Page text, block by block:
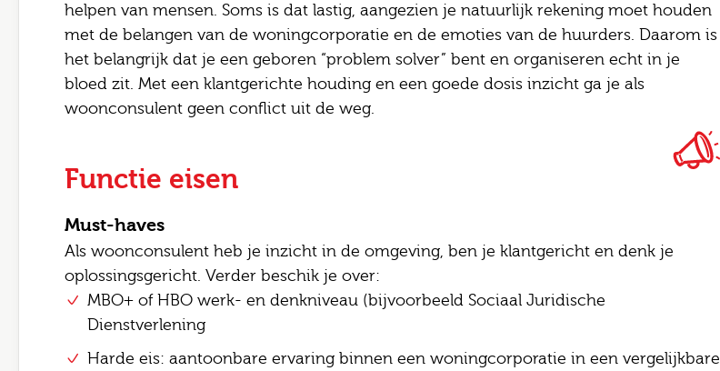
helpen van mensen. Soms is dat lastig, aangezien je natuurlijk rekening moet houden
met de belangen van de woningcorporatie en de emoties van de huurders. Daarom is
het belangrijk dat je een geboren “problem solver” bent en organiseren echt in je
bloed zit. Met een klantgerichte houding en een goede dosis inzicht ga je als
woonconsulent geen conflict uit de weg.
Functie eisen
Must-haves
Als woonconsulent heb je inzicht in de omgeving, ben je klantgericht en denk je
oplossingsgericht. Verder beschik je over:
MBO+ of HBO werk- en denkniveau (bijvoorbeeld Sociaal Juridische
Dienstverlening
Harde eis: aantoonbare ervaring binnen een woningcorporatie in een vergelijkbare
Bezorgopties